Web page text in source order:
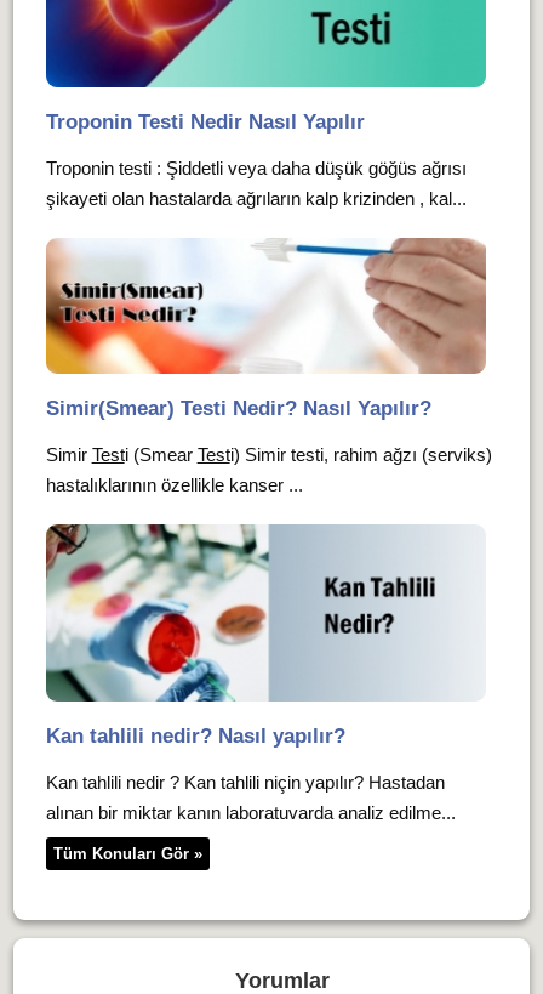
Troponin Testi Nedir Nasıl Yapılır
Troponin testi : Şiddetli veya daha düşük göğüs ağrısı
şikayeti olan hastalarda ağrıların kalp krizinden , kal...
Simir(Smear) Testi Nedir? Nasıl Yapılır?
Simir Testi (Smear Testi) Simir testi, rahim ağzı (serviks)
hastalıklarının özellikle kanser ...
Kan tahlili nedir? Nasıl yapılır?
Kan tahlili nedir ? Kan tahlili niçin yapılır? Hastadan
alınan bir miktar kanın laboratuvarda analiz edilme...
Tüm Konuları Gör »
Yorumlar